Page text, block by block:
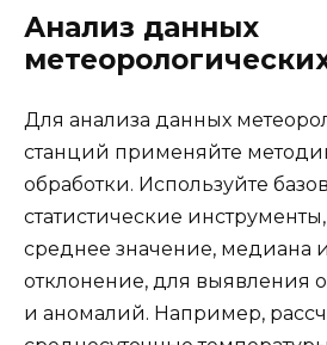
Анализ данных
Для анализа данных
станций применяйте
обработки. Используйте
статистические
среднее значение, медиана
отклонение, для выявления
и аномалий. Например,